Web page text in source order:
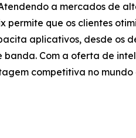
a mercados de
que os clientes
aplicativos, desde os
Com a oferta de
competitiva no